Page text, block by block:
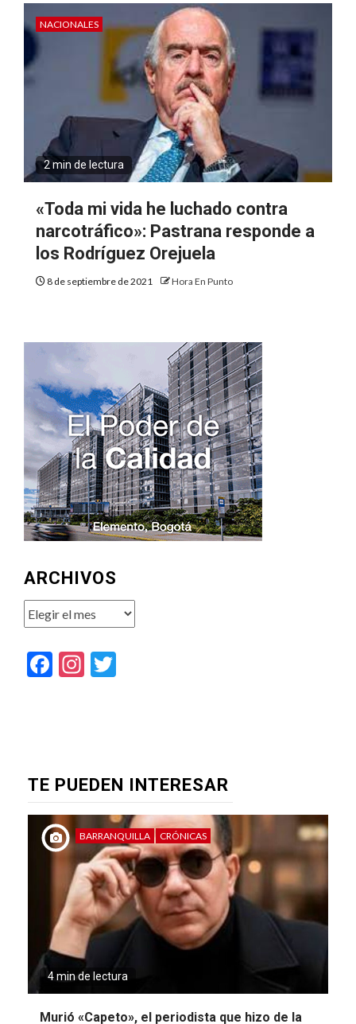
NACIONALES
2 min de lectura
«Toda mi vida he luchado contra
narcotráfico»: Pastrana responde a
los Rodríguez Orejuela
8 de septiembre de 2021 Hora En Punto
ARCHIVOS
Archivos
Facebook
Instagram
TE PUEDEN INTERESAR
BARRANQUILLA CRÓNICAS
4 min de lectura
Murió «Capeto», el periodista que hizo de la